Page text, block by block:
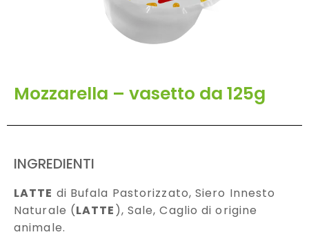
Mozzarella – vasetto da 125g
INGREDIENTI
LATTE di Bufala Pastorizzato, Siero Innesto
Naturale (LATTE ), Sale, Caglio di origine
animale.